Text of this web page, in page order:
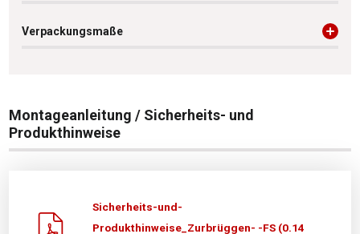
Verpackungsmaße
Montageanleitung / Sicherheits- und
Produkthinweise
Sicherheits-und-
Produkthinweise_Zurbrüggen- -FS (0.14